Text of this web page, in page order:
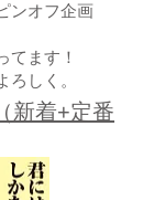
ンオフ企画
てます！
しく。
新着+定番